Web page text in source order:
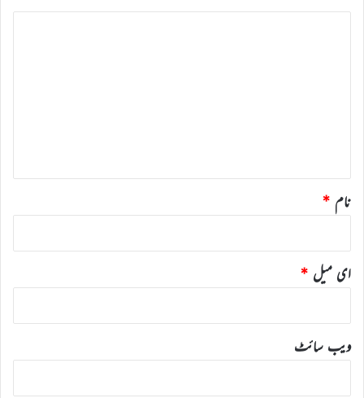
نام *
ای میل *
ویب‌ سائٹ